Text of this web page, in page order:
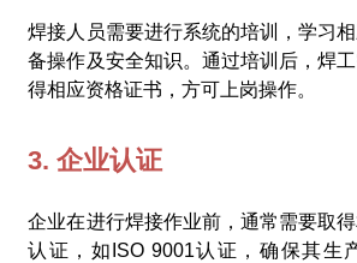
焊接人员需要进行系统的培训，学习
备操作及安全知识。通过培训后，焊
得相应资格证书，方可上岗操作。
3. 企业认证
企业在进行焊接作业前，通常需要取
认证，如ISO 9001认证，确保其生